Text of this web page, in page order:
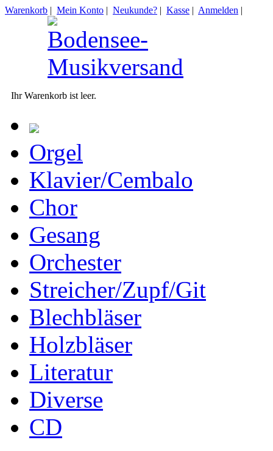
Warenkorb | Mein Konto | Neukunde? | Kasse | Anmelden |
Ihr Warenkorb ist leer.
Orgel
Klavier/Cembalo
Chor
Gesang
Orchester
Streicher/Zupf/Git
Blechbläser
Holzbläser
Literatur
Diverse
CD